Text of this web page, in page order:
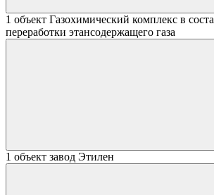
1 объект Газохимический комплекс в
переработки этансодержащего газа
1 объект завод Этилен